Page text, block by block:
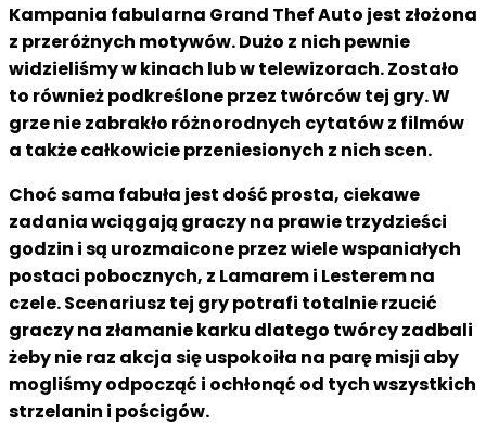
Kampania fabularna Grand Thef Auto jest złożona
z przeróżnych motywów. Dużo z nich pewnie
widzieliśmy w kinach lub w telewizorach. Zostało
to również podkreślone przez twórców tej gry. W
grze nie zabrakło różnorodnych cytatów z filmów
a także całkowicie przeniesionych z nich scen.
Choć sama fabuła jest dość prosta, ciekawe
zadania wciągają graczy na prawie trzydzieści
godzin i są urozmaicone przez wiele wspaniałych
postaci pobocznych, z Lamarem i Lesterem na
czele. Scenariusz tej gry potrafi totalnie rzucić
graczy na złamanie karku dlatego twórcy zadbali
żeby nie raz akcja się uspokoiła na parę misji aby
mogliśmy odpocząć i ochłonąć od tych wszystkich
strzelanin i pościgów.